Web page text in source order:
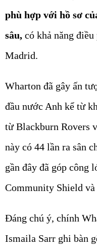
phù hợp với hồ sơ
sâu, có khả năng
Madrid.
Wharton đã gây ấn
đầu nước Anh kể từ
từ Blackburn Rovers
này có 44 lần ra sân
gần đây đã góp công
Community Shield và
Đáng chú ý, chính
Ismaila Sarr ghi bàn